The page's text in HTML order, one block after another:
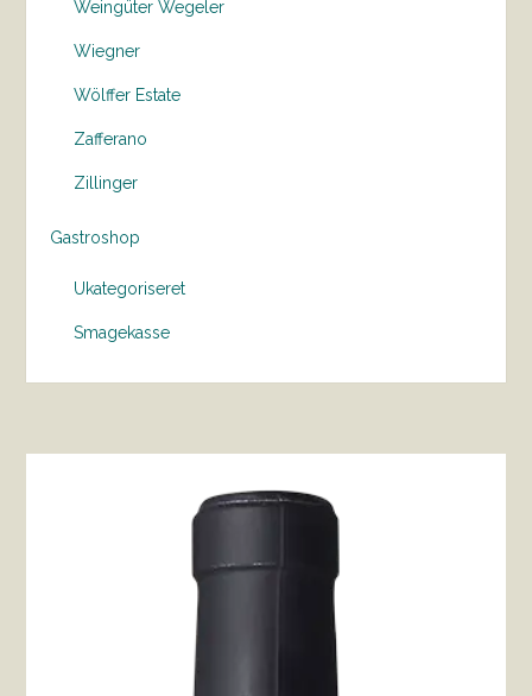
Weingüter Wegeler
Wiegner
Wölffer Estate
Zafferano
Zillinger
Gastroshop
Ukategoriseret
Smagekasse